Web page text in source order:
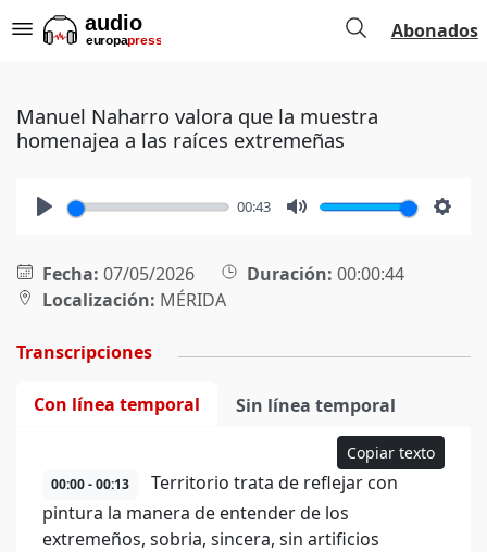
Abonados
Manuel Naharro valora que la muestra
homenajea a las raíces extremeñas
00:43
Fecha: 07/05/2026 Duración: 00:00:44
Localización: MÉRIDA
Transcripciones
Con línea temporal Sin línea temporal
Copiar texto
00:00 - 00:13
Territorio trata de reflejar con
pintura la manera de entender de los
extremeños, sobria, sincera, sin artificios